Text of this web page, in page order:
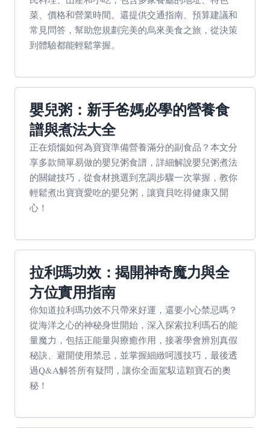
菜、價格和營業時間。還提供交通指南、預算建議和
常見問答，幫助您規劃完美的烏來美食之旅，從決策
到體驗都能輕鬆掌握。
嬰兒粥：新手爸媽必學的營養食
譜與煮法大全
正在煩惱如何為寶寶準備營養滿分的副食品？本文分
享多款簡單易做的嬰兒粥食譜，詳細解說嬰兒粥煮法
的關鍵技巧，從食材挑選到烹調步驟一次掌握，教你
輕鬆煮出寶寶愛吃的嬰兒粥，讓寶貝吃得健康又開
心！
拉利瑪功效：揭開神奇魔力與全
方位實用指南
你知道拉利瑪功效不只帶來好運，還要小心禁忌嗎？
從海洋之心的神秘身世開始，深入探索拉利瑪石的能
量魔力，包括正能量與療癒作用，接著學會辨別真假
秘訣、避開使用禁忌，並掌握細緻呵護技巧，最後透
過Q&A解答所有疑問，讓你全面駕馭這顆寶石的奧
秘！